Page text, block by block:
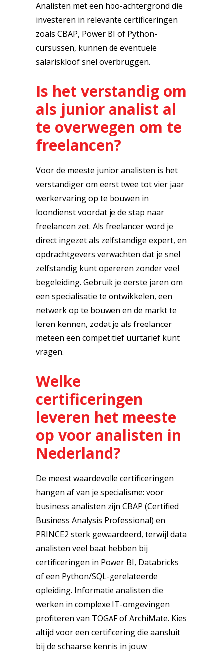
Analisten met een hbo-achtergrond die
investeren in relevante certificeringen
zoals CBAP, Power BI of Python-
cursussen, kunnen de eventuele
salariskloof snel overbruggen.
Is het verstandig om
als junior analist al
te overwegen om te
freelancen?
Voor de meeste junior analisten is het
verstandiger om eerst twee tot vier jaar
werkervaring op te bouwen in
loondienst voordat je de stap naar
freelancen zet. Als freelancer word je
direct ingezet als zelfstandige expert, en
opdrachtgevers verwachten dat je snel
zelfstandig kunt opereren zonder veel
begeleiding. Gebruik je eerste jaren om
een specialisatie te ontwikkelen, een
netwerk op te bouwen en de markt te
leren kennen, zodat je als freelancer
meteen een competitief uurtarief kunt
vragen.
Welke
certificeringen
leveren het meeste
op voor analisten in
Nederland?
De meest waardevolle certificeringen
hangen af van je specialisme: voor
business analisten zijn CBAP (Certified
Business Analysis Professional) en
PRINCE2 sterk gewaardeerd, terwijl data
analisten veel baat hebben bij
certificeringen in Power BI, Databricks
of een Python/SQL-gerelateerde
opleiding. Informatie analisten die
werken in complexe IT-omgevingen
profiteren van TOGAF of ArchiMate. Kies
altijd voor een certificering die aansluit
bij de schaarse kennis in jouw